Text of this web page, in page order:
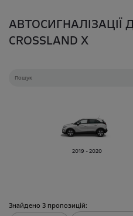
АВТОСИГНАЛІЗАЦІЇ
CROSSLAND X
2019 - 2020
Знайдено 3 пропозицій: